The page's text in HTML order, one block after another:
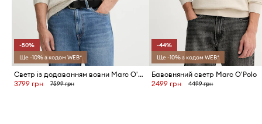
-50%
Ще -10% з кодом WEB*
Светр із додаванням вовни Marc O'Polo
3799 грн
7599 грн
-44%
Ще -10% з кодом WEB*
Бавовняний светр Marc O'Polo
2499 грн
4499 грн